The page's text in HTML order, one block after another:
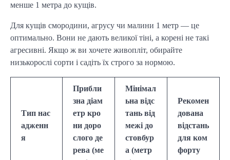
менше 1 метра до кущів.
Для кущів смородини, агрусу чи малини 1 метр — це
оптимально. Вони не дають великої тіні, а корені не такі
агресивні. Якщо ж ви хочете живопліт, обирайте
низькорослі сорти і садіть їх строго за нормою.
Тип нас
адженн
я
Прибли
зна діам
етр кро
ни доро
слого де
рева (ме
Мінімал
ьна відс
тань від
межі до
стовбур
а (метр
Рекомен
дована
відстань
для ком
форту